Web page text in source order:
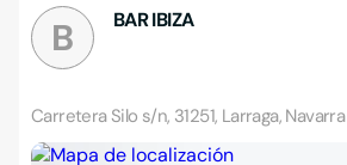
B BAR IBIZA
Carretera Silo s/n, 31251, Larraga, Navarra